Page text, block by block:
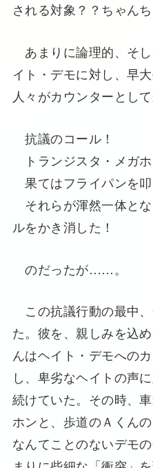
される対象？？ちゃん
あまりに論理的、そ
イト・デモに対し、早
人々がカウンターとして
抗議のコール！
トランジスタ・メガホ
果てはフライパンを叩
それらが渾然一体と
ルをかき消した！
のだったが……。
この抗議行動の最中
た。彼を、親しみを込
んはヘイト・デモへの
し、卑劣なヘイトの声
続けていた。その時、
ホンと、歩道のＡくん
なんてことのないデモ